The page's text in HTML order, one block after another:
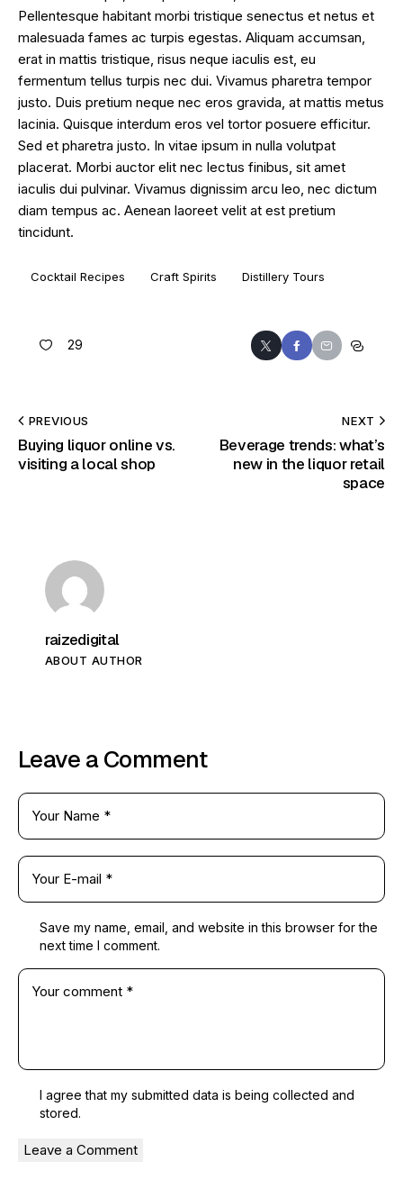
Pellentesque habitant morbi tristique senectus et netus et
malesuada fames ac turpis egestas. Aliquam accumsan,
erat in mattis tristique, risus neque iaculis est, eu
fermentum tellus turpis nec dui. Vivamus pharetra tempor
justo. Duis pretium neque nec eros gravida, at mattis metus
lacinia. Quisque interdum eros vel tortor posuere efficitur.
Sed et pharetra justo. In vitae ipsum in nulla volutpat
placerat. Morbi auctor elit nec lectus finibus, sit amet
iaculis dui pulvinar. Vivamus dignissim arcu leo, nec dictum
diam tempus ac. Aenean laoreet velit at est pretium
tincidunt.
Cocktail Recipes Craft Spirits Distillery Tours
29
PREVIOUS
Buying liquor online vs.
visiting a local shop
NEXT
Beverage trends: what’s
new in the liquor retail
space
raizedigital
ABOUT AUTHOR
Leave a Comment
Save my name, email, and website in this browser for the
next time I comment.
I agree that my submitted data is being collected and
stored.